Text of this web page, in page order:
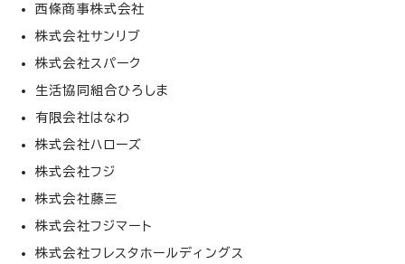
西條商事株式会社
株式会社サンリブ
株式会社スパーク
生活協同組合ひろしま
有限会社はなわ
株式会社ハローズ
株式会社フジ
株式会社藤三
株式会社フジマート
株式会社フレスタホールディングス